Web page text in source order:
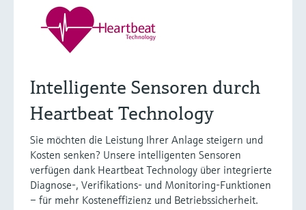
Intelligente Sensoren durch
Heartbeat Technology
Sie möchten die Leistung Ihrer Anlage steigern und
Kosten senken? Unsere intelligenten Sensoren
verfügen dank Heartbeat Technology über integrierte
Diagnose-, Verifikations- und Monitoring-Funktionen
– für mehr Kosteneffizienz und Betriebssicherheit.